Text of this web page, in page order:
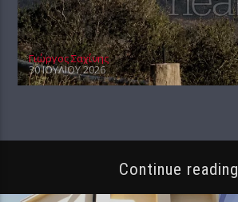
Γιώργος Σαχίνης
30 ΙΟΥΛΊΟΥ 2026
Continue reading